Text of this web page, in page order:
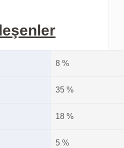
8 %
35 %
18 %
5 %